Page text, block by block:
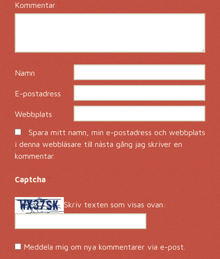
Kommentar*
Namn *
E-postadress*
Webbplats
Spara mitt namn, min e-postadress och webbplats
i denna webbläsare till nästa gång jag skriver en
kommentar.
Captcha*
Skriv texten som visas ovan:
Meddela mig om nya kommentarer via e-post.